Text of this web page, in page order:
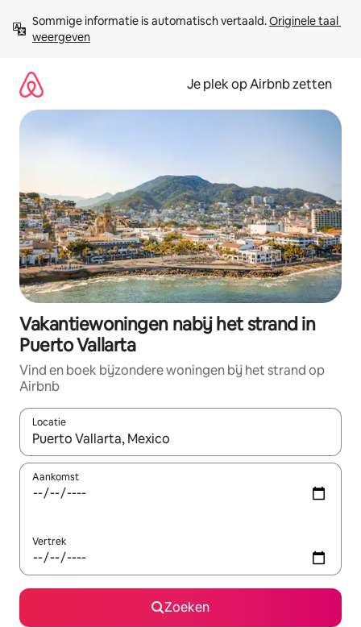
direct
naar
Sommige informatie is automatisch vertaald. Originele taal
weergeven
Je plek op Airbnb zetten
Vakantiewoningen nabij het strand in
Puerto Vallarta
Vind en boek bijzondere woningen bij het strand op
Airbnb
Locatie
Wanneer er resultaten beschikbaar zijn, maak je een keuze
Aankomst
Vertrek
Zoeken